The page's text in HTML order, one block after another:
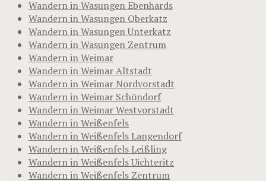
Wandern in Wasungen Ebenhards
Wandern in Wasungen Oberkatz
Wandern in Wasungen Unterkatz
Wandern in Wasungen Zentrum
Wandern in Weimar
Wandern in Weimar Altstadt
Wandern in Weimar Nordvorstadt
Wandern in Weimar Schöndorf
Wandern in Weimar Westvorstadt
Wandern in Weißenfels
Wandern in Weißenfels Langendorf
Wandern in Weißenfels Leißling
Wandern in Weißenfels Uichteritz
Wandern in Weißenfels Zentrum